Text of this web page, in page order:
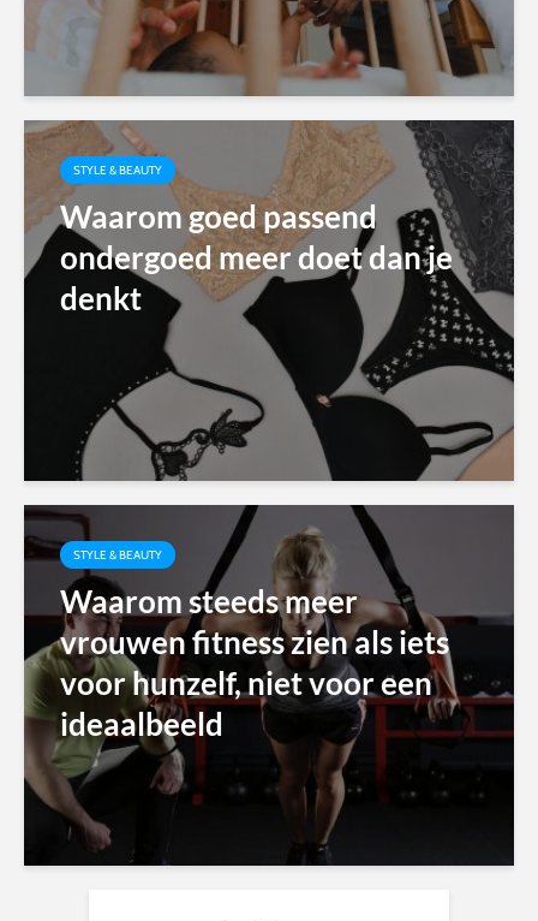
STYLE & BEAUTY
Waarom goed passend
ondergoed meer doet dan je
denkt
STYLE & BEAUTY
Waarom steeds meer
vrouwen fitness zien als iets
voor hunzelf, niet voor een
ideaalbeeld